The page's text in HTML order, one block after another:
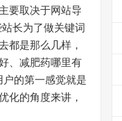
要取决于网站导
长为了做关键词
都是那么几样，
、减肥药哪里有
的第一感觉就是
化的角度来讲，